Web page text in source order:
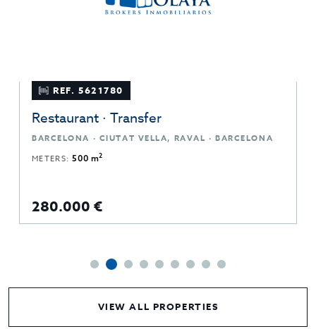
REF. 5621780
Restaurant · Transfer
BARCELONA · CIUTAT VELLA, RAVAL · BARCELONA
METERS:500 m2
280.000 €
VIEW ALL PROPERTIES